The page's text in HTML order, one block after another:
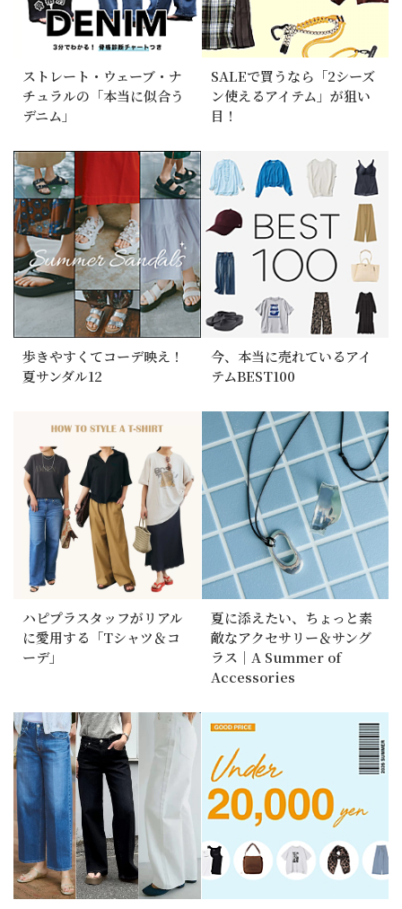
ストレート・ウェーブ・ナ
チュラルの「本当に似合う
デニム」
SALEで買うなら「2シーズ
ン使えるアイテム」が狙い
目！
歩きやすくてコーデ映え！
夏サンダル12
今、本当に売れているアイ
テムBEST100
ハピプラスタッフがリアル
に愛用する「Tシャツ＆コ
ーデ」
夏に添えたい、ちょっと素
敵なアクセサリー＆サング
ラス｜A Summer of
Accessories